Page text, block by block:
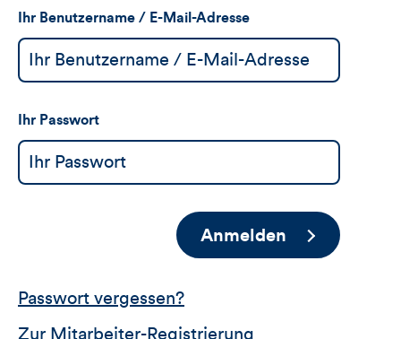
Ihr Benutzername / E-Mail-Adresse
Ihr Passwort
Anmelden
Passwort vergessen?
Zur Mitarbeiter-Registrierung